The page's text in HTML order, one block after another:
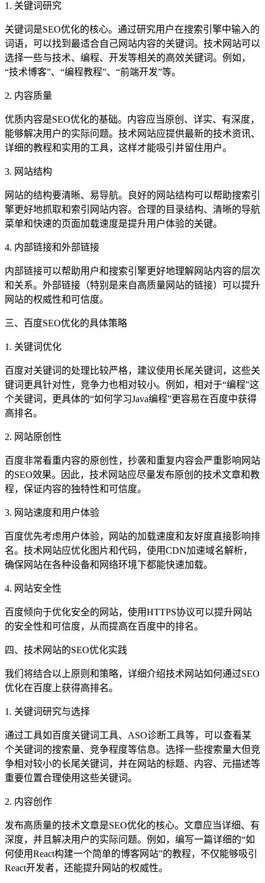
1. 关键词研究
关键词是SEO优化的核心。通过研究用户在搜索引擎中输入的
词语，可以找到最适合自己网站内容的关键词。技术网站可以
选择一些与技术、编程、开发等相关的高效关键词。例如，
“技术博客”、“编程教程”、“前端开发”等。
2. 内容质量
优质内容是SEO优化的基础。内容应当原创、详实、有深度，
能够解决用户的实际问题。技术网站应提供最新的技术资讯、
详细的教程和实用的工具，这样才能吸引并留住用户。
3. 网站结构
网站的结构要清晰、易导航。良好的网站结构可以帮助搜索引
擎更好地抓取和索引网站内容。合理的目录结构、清晰的导航
菜单和快速的页面加载速度是提升用户体验的关键。
4. 内部链接和外部链接
内部链接可以帮助用户和搜索引擎更好地理解网站内容的层次
和关系。外部链接（特别是来自高质量网站的链接）可以提升
网站的权威性和可信度。
三、百度SEO优化的具体策略
1. 关键词优化
百度对关键词的处理比较严格，建议使用长尾关键词，这些关
键词更具针对性，竞争力也相对较小。例如，相对于“编程”这
个关键词，更具体的“如何学习Java编程”更容易在百度中获得
高排名。
2. 网站原创性
百度非常看重内容的原创性，抄袭和重复内容会严重影响网站
的SEO效果。因此，技术网站应尽量发布原创的技术文章和教
程，保证内容的独特性和可信度。
3. 网站速度和用户体验
百度优先考虑用户体验，网站的加载速度和友好度直接影响排
名。技术网站应优化图片和代码，使用CDN加速域名解析，
确保网站在各种设备和网络环境下都能快速加载。
4. 网站安全性
百度倾向于优化安全的网站，使用HTTPS协议可以提升网站
的安全性和可信度，从而提高在百度中的排名。
四、技术网站的SEO优化实践
我们将结合以上原则和策略，详细介绍技术网站如何通过SEO
优化在百度上获得高排名。
1. 关键词研究与选择
通过工具如百度关键词工具、ASO诊断工具等，可以查看某
个关键词的搜索量、竞争程度等信息。选择一些搜索量大但竞
争相对较小的长尾关键词，并在网站的标题、内容、元描述等
重要位置合理使用这些关键词。
2. 内容创作
发布高质量的技术文章是SEO优化的核心。文章应当详细、有
深度，并且解决用户的实际问题。例如，编写一篇详细的“如
何使用React构建一个简单的博客网站”的教程，不仅能够吸引
React开发者，还能提升网站的权威性。